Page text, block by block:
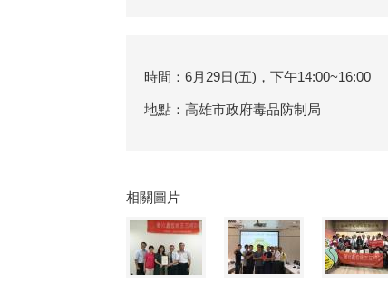
時間：6月29日(五)，下午14:00~16:00
地點：高雄市政府毒品防制局
相關圖片